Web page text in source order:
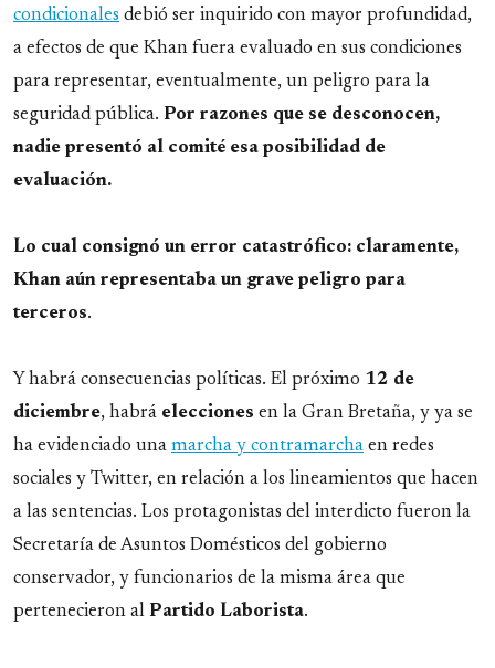
condicionales debió ser inquirido con mayor profundidad,
a efectos de que Khan fuera evaluado en sus condiciones
para representar, eventualmente, un peligro para la
seguridad pública. Por razones que se desconocen,
nadie presentó al comité esa posibilidad de
evaluación.
Lo cual consignó un error catastrófico: claramente,
Khan aún representaba un grave peligro para
terceros.
Y habrá consecuencias políticas. El próximo 12 de
diciembre, habrá elecciones en la Gran Bretaña, y ya se
ha evidenciado una marcha y contramarcha en redes
sociales y Twitter, en relación a los lineamientos que hacen
a las sentencias. Los protagonistas del interdicto fueron la
Secretaría de Asuntos Domésticos del gobierno
conservador, y funcionarios de la misma área que
pertenecieron al Partido Laborista.